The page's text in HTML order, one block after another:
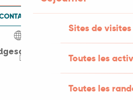
Sites de visites
Toutes les
Toutes les
NOUS